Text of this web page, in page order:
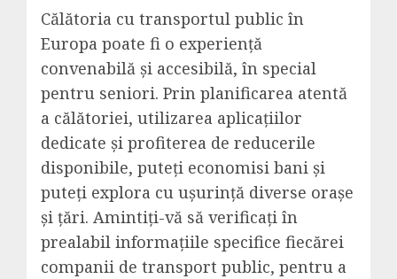
Călătoria cu transportul public în
Europa poate fi o experiență
convenabilă și accesibilă, în special
pentru seniori. Prin planificarea atentă
a călătoriei, utilizarea aplicațiilor
dedicate și profiterea de reducerile
disponibile, puteți economisi bani și
puteți explora cu ușurință diverse orașe
și țări. Amintiți-vă să verificați în
prealabil informațiile specifice fiecărei
companii de transport public, pentru a